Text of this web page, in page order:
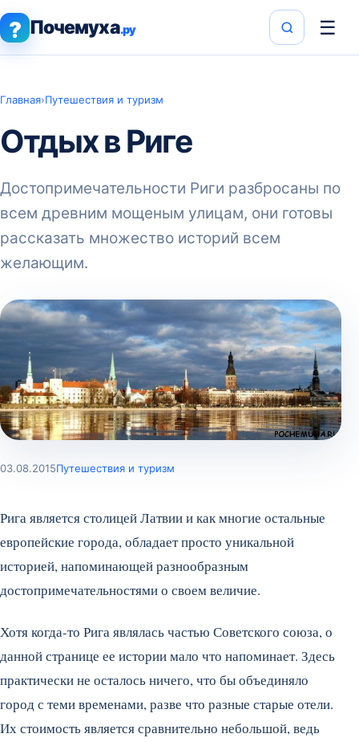
? Почемуха.ру ☰
Главная›Путешествия и туризм
Отдых в Риге
Достопримечательности Риги разбросаны по
всем древним мощеным улицам, они готовы
рассказать множество историй всем
желающим.
03.08.2015Путешествия и туризм
Рига является столицей Латвии и как многие остальные
европейские города, обладает просто уникальной
историей, напоминающей разнообразным
достопримечательностями о своем величие.
Хотя когда-то Рига являлась частью Советского союза, о
данной странице ее истории мало что напоминает. Здесь
практически не осталось ничего, что бы объединяло
город с теми временами, разве что разные старые отели.
Их стоимость является сравнительно небольшой, ведь